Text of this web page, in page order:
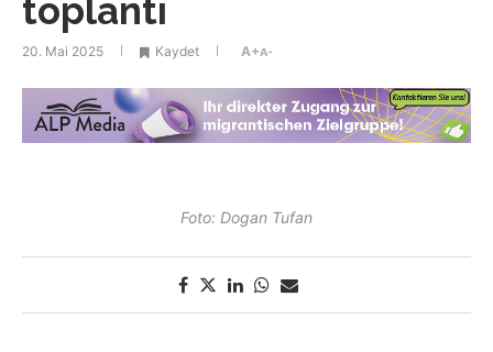
toplantı
20. Mai 2025 Kaydet A+A-
Foto: Dogan Tufan